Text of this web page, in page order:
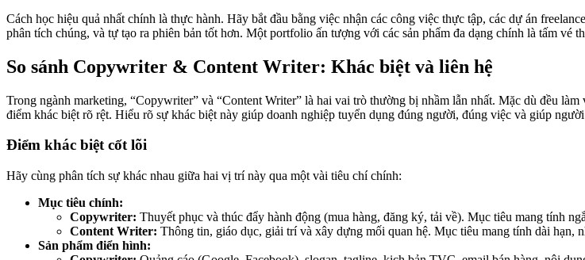
Cách học hiệu quả nhất chính là thực hành. Hãy bắt đầu bằng việc nhận các công việc thực tập, các dự án
phân tích chúng, và tự tạo ra phiên bản tốt hơn. Một portfolio ấn tượng với các sản phẩm đa dạng chính là tấm vé
So sánh Copywriter & Content Writer: Khác biệt và liên hệ
Trong ngành marketing, “Copywriter” và “Content Writer” là hai vai trò thường bị nhầm lẫn nhất. Mặc dù đều
điểm khác biệt rõ rệt. Hiểu rõ sự khác biệt này giúp doanh nghiệp tuyển dụng đúng người, đúng việc và giúp
Điểm khác biệt cốt lõi
Hãy cùng phân tích sự khác nhau giữa hai vị trí này qua một vài tiêu chí chính:
Mục tiêu chính:
Copywriter: Thuyết phục và thúc đẩy hành động (mua hàng, đăng ký, tải về). Mục tiêu mang tính
Content Writer: Thông tin, giáo dục, giải trí và xây dựng mối quan hệ. Mục tiêu mang tính dài hạn,
Sản phẩm điển hình: